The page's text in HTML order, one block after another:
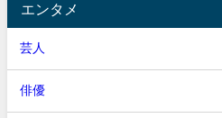
エンタメ
芸人
俳優